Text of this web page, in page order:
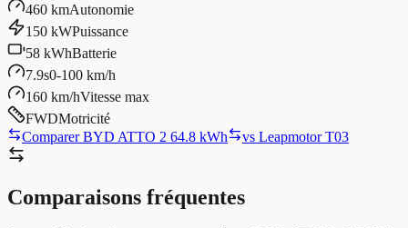
460 kmAutonomie
150 kWPuissance
58 kWhBatterie
7.9s0-100 km/h
160 km/hVitesse max
FWDMotricité
Comparer BYD ATTO 2 64.8 kWh
vs Leapmotor T03
Comparaisons fréquentes